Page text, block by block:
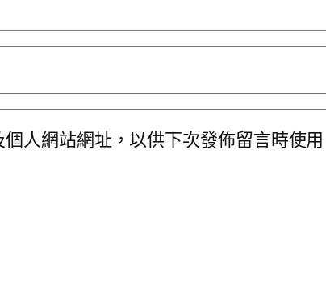
人網站網址，以供下次發佈留言時使用